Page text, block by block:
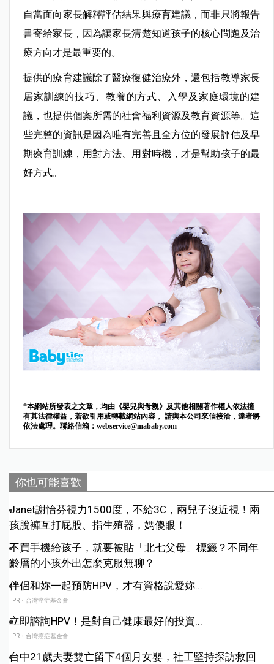
自當面向家長解釋評估結果與療育建議，而非只將報告
書寄給家長，因為讓家長清楚知道孩子的核心問題及治
療方向才是最重要的。
提供的療育建議除了醫療復健治療外，還包括教導家長
居家訓練的技巧、教養的方式、入學及家庭環境的建
議，也提供個案所需的社會福利資源及教育資源等。這
些完整的資訊是因為唯有完善且全方位的發展評估及早
期療育訓練，用對方法、用對時機，才是幫助孩子的最
好方式。
*本網站所發表之文章，均由《嬰兒與母親》及其他相關著作權人依法擁
有其法律權益，若欲引用或轉載網站內容， 請與本公司來信接洽，違者將
依法處理。聯絡信箱： webservice@mababy.com
你也可能喜歡
Janet謝怡芬視力1500度，不給3C，兩兒子沒近視！兩
孩脫褲互打屁股、指生殖器，媽傻眼！
不買手機給孩子，就要被貼「北七父母」標籤？不同年
齡層的小孩外出怎麼克服無聊？
伴侶和妳一起預防HPV，才有資格說愛妳...
PR・台灣癌症基金會
立即諮詢HPV！是對自己健康最好的投資...
PR・台灣癌症基金會
台中21歲夫妻雙亡留下4個月女嬰，社工堅持探訪救回